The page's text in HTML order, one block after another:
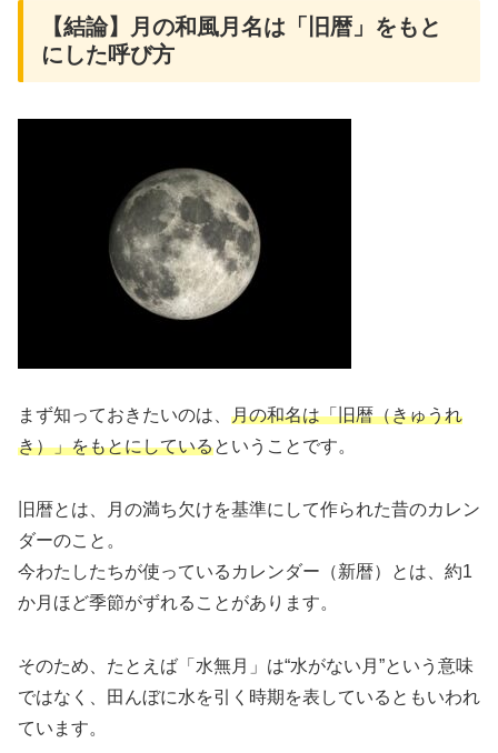
【結論】月の和風月名は「旧暦」をもと
にした呼び方
まず知っておきたいのは、 月の和名は「旧暦（きゅうれ
き）」をもとにしているということです。
旧暦とは、月の満ち欠けを基準にして作られた昔のカレン
ダーのこと。
今わたしたちが使っているカレンダー（新暦）とは、約1
か月ほど季節がずれることがあります。
そのため、たとえば「水無月」は“水がない月”という意味
ではなく、田んぼに水を引く時期を表しているともいわれ
ています。